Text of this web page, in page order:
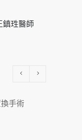
鎮珄醫師
「這習
手術